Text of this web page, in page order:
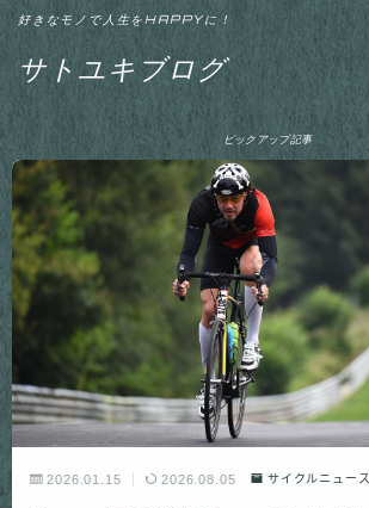
サトユキブログ
好きなモノで人生をHAPPYに！
ピックアップ記事
2026.01.15 2026.08.05 サイクルニュース